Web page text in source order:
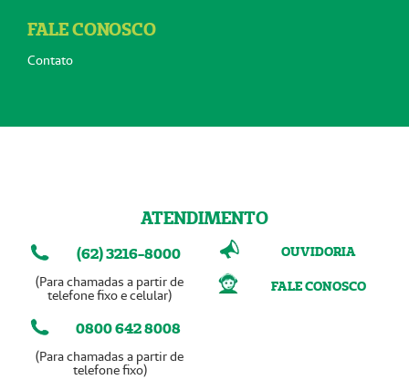
FALE CONOSCO
Contato
ATENDIMENTO
(62) 3216-8000
(Para chamadas a partir de
telefone fixo e celular)
0800 642 8008
(Para chamadas a partir de
telefone fixo)
OUVIDORIA
FALE CONOSCO